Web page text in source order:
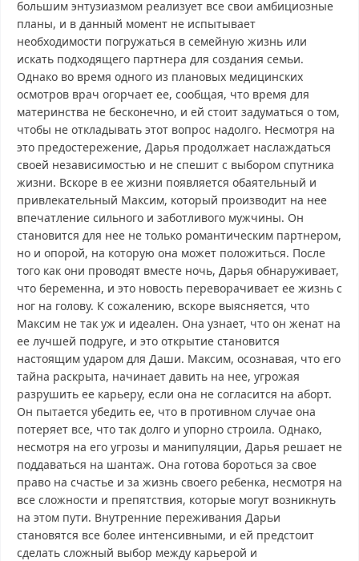
большим энтузиазмом реализует все свои амбициозные
планы, и в данный момент не испытывает
необходимости погружаться в семейную жизнь или
искать подходящего партнера для создания семьи.
Однако во время одного из плановых медицинских
осмотров врач огорчает ее, сообщая, что время для
материнства не бесконечно, и ей стоит задуматься о том,
чтобы не откладывать этот вопрос надолго. Несмотря на
это предостережение, Дарья продолжает наслаждаться
своей независимостью и не спешит с выбором спутника
жизни. Вскоре в ее жизни появляется обаятельный и
привлекательный Максим, который производит на нее
впечатление сильного и заботливого мужчины. Он
становится для нее не только романтическим партнером,
но и опорой, на которую она может положиться. После
того как они проводят вместе ночь, Дарья обнаруживает,
что беременна, и это новость переворачивает ее жизнь с
ног на голову. К сожалению, вскоре выясняется, что
Максим не так уж и идеален. Она узнает, что он женат на
ее лучшей подруге, и это открытие становится
настоящим ударом для Даши. Максим, осознавая, что его
тайна раскрыта, начинает давить на нее, угрожая
разрушить ее карьеру, если она не согласится на аборт.
Он пытается убедить ее, что в противном случае она
потеряет все, что так долго и упорно строила. Однако,
несмотря на его угрозы и манипуляции, Дарья решает не
поддаваться на шантаж. Она готова бороться за свое
право на счастье и за жизнь своего ребенка, несмотря на
все сложности и препятствия, которые могут возникнуть
на этом пути. Внутренние переживания Дарьи
становятся все более интенсивными, и ей предстоит
сделать сложный выбор между карьерой и